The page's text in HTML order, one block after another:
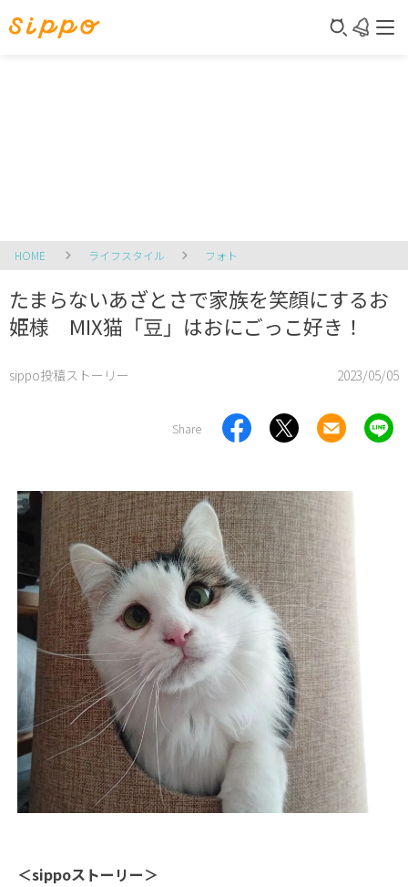
HOME ライフスタイル フォト
たまらないあざとさで家族を笑顔にするお
姫様 MIX猫「豆」はおにごっこ好き！
sippo投稿ストーリー 2023/05/05
Share
＜sippoストーリー＞